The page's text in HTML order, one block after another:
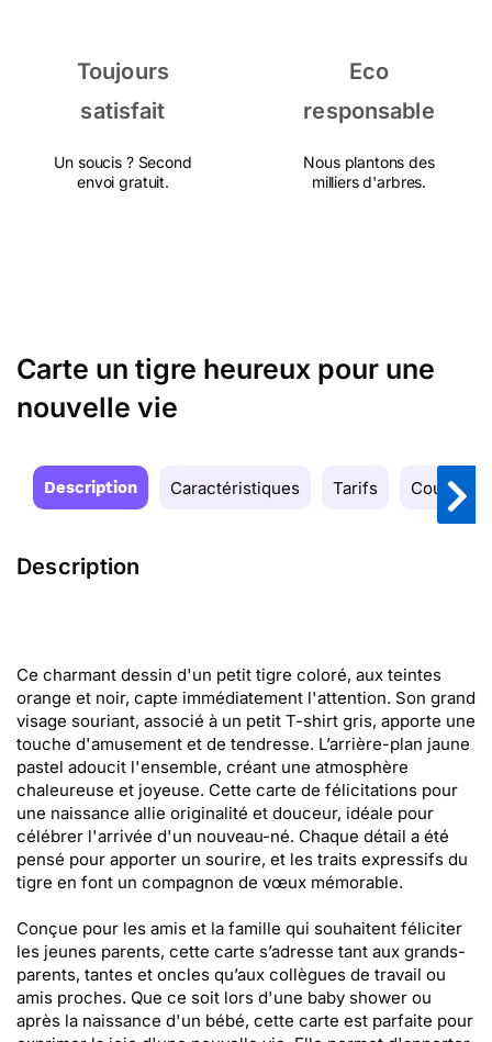
Toujours
satisfait
Un soucis ? Second
envoi gratuit.
Eco
responsable
Nous plantons des
milliers d'arbres.
Carte un tigre heureux pour une
nouvelle vie
Description Caractéristiques Tarifs Couleurs
Description
Ce charmant dessin d'un petit tigre coloré, aux teintes
orange et noir, capte immédiatement l'attention. Son grand
visage souriant, associé à un petit T-shirt gris, apporte une
touche d'amusement et de tendresse. L’arrière-plan jaune
pastel adoucit l'ensemble, créant une atmosphère
chaleureuse et joyeuse. Cette carte de félicitations pour
une naissance allie originalité et douceur, idéale pour
célébrer l'arrivée d'un nouveau-né. Chaque détail a été
pensé pour apporter un sourire, et les traits expressifs du
tigre en font un compagnon de vœux mémorable.
Conçue pour les amis et la famille qui souhaitent féliciter
les jeunes parents, cette carte s’adresse tant aux grands-
parents, tantes et oncles qu’aux collègues de travail ou
amis proches. Que ce soit lors d'une baby shower ou
après la naissance d'un bébé, cette carte est parfaite pour